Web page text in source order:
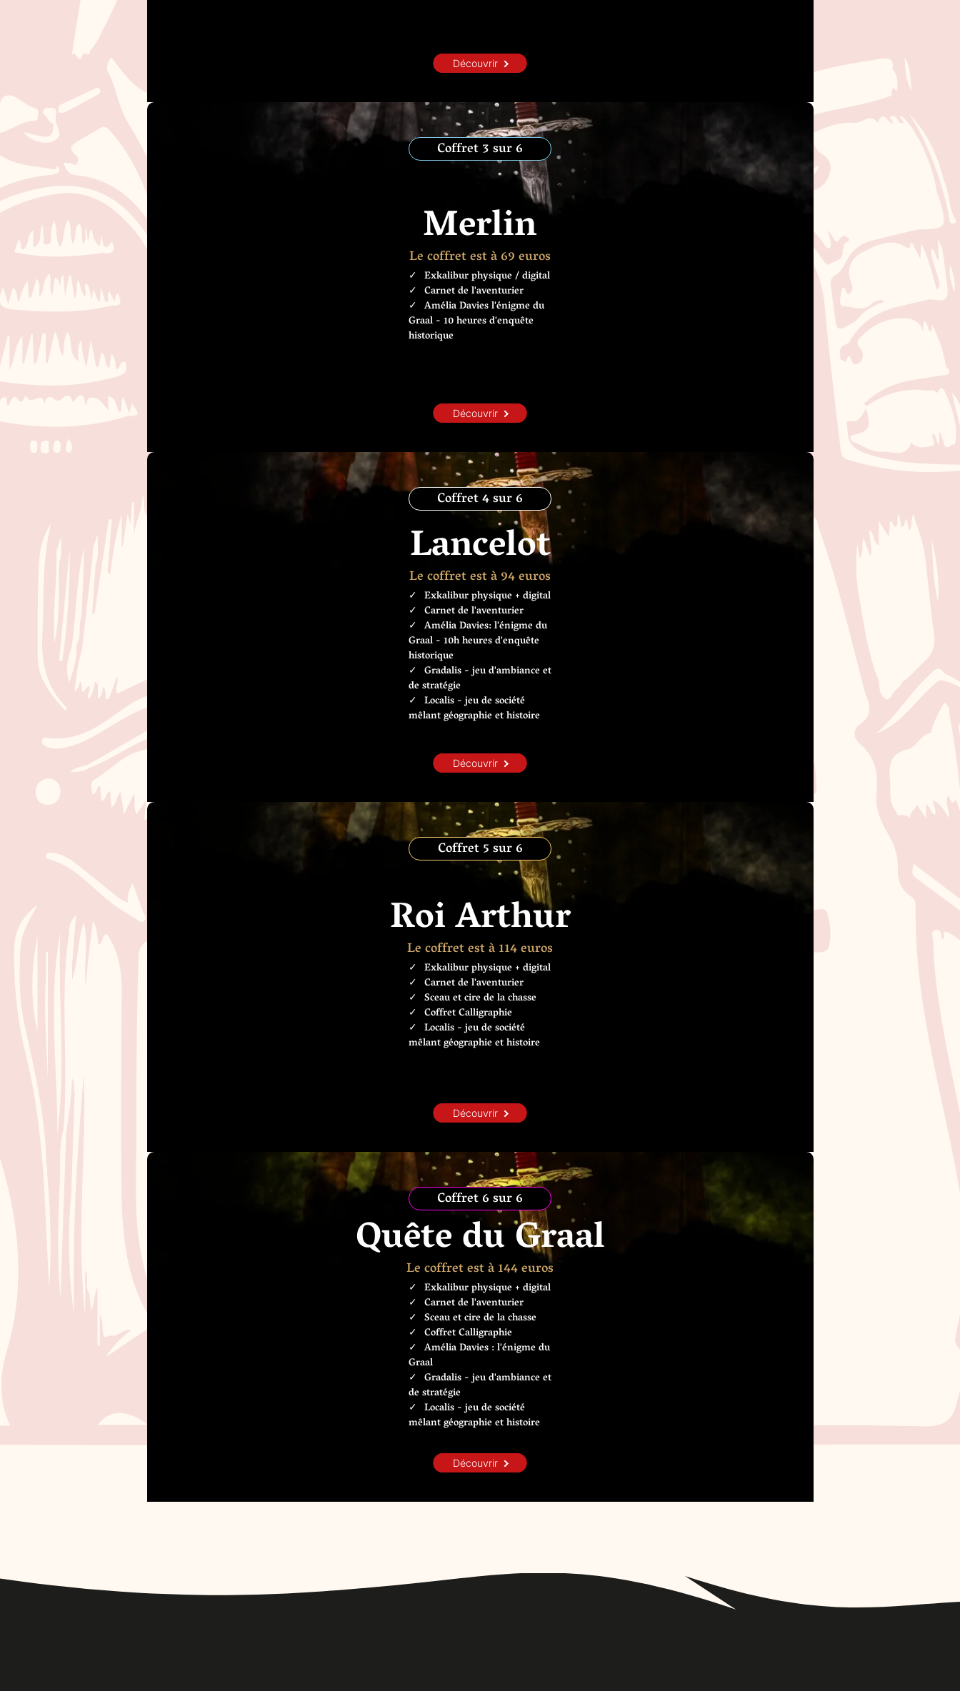
Découvrir
Coffret 3 sur 6
Merlin
Le coffret est à 69 euros
Exkalibur physique / digital
Carnet de l'aventurier
Amélia Davies l'énigme du
Graal - 10 heures d'enquête
historique
Découvrir
Coffret 4 sur 6
Lancelot
Le coffret est à 94 euros
Exkalibur physique + digital
Carnet de l'aventurier
Amélia Davies: l'énigme du
Graal - 10h heures d'enquête
historique
Gradalis - jeu d'ambiance et
de stratégie
Localis - jeu de société
mêlant géographie et histoire
Découvrir
Coffret 5 sur 6
Roi Arthur
Le coffret est à 114 euros
Exkalibur physique + digital
Carnet de l'aventurier
Sceau et cire de la chasse
Coffret Calligraphie
Localis - jeu de société
mêlant géographie et histoire
Découvrir
Coffret 6 sur 6
Quête du Graal
Le coffret est à 144 euros
Exkalibur physique + digital
Carnet de l'aventurier
Sceau et cire de la chasse
Coffret Calligraphie
Amélia Davies : l'énigme du
Graal
Gradalis - jeu d'ambiance et
de stratégie
Localis - jeu de société
mêlant géographie et histoire
Découvrir